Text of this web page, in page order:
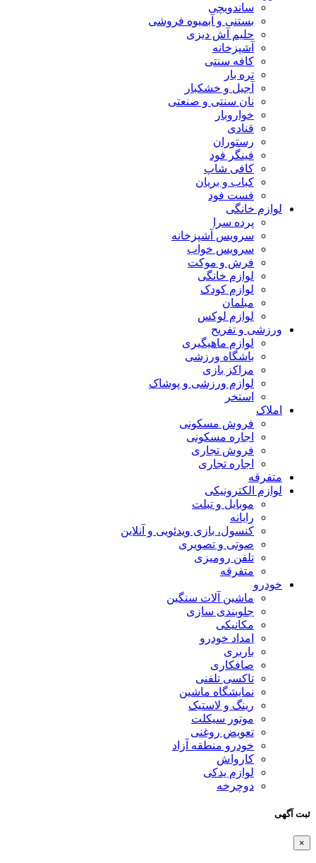
ساندویچی
بستنی و آبمیوه فروشی
حلیم آش دیزی
آشپزخانه
کافه سنتی
تره بار
آجیل و خشکبار
نان سنتی و صنعتی
خواروبار
قنادی
رستوران
فینگر فود
کافی شاپ
کباب و بریان
فست فود
لوازم خانگی
پرده سرا
سرویس آشپزخانه
سرویس خواب
فرش و موکت
لوازم خانگی
لوازم کودک
مبلمان
لوازم لوکس
ورزشی و تفریح
لوازم ماهیگیری
باشگاه ورزشی
مراکز بازی
لوازم ورزشی و پوشاک
استخر
املاک
فروش مسکونی
اجاره مسکونی
فروش تجاری
اجاره تجاری
متفرقه
لوازم الکترونیکی
موبایل و تبلت
رایانه
کنسول، بازی‌ ویدئویی و آنلاین
صوتی و تصویری
تلفن رومیزی
متفرقه
خودرو
ماشین آلات سنگین
جلوبندی سازی
مکانیکی
امداد خودرو
باربری
صافکاری
تاکسی تلفنی
نمایشگاه ماشین
رینگ و لاستیک
موتور سیکلت
تعویض روغنی
خودرو منطقه آزاد
کارواش
لوازم یدکی
دوچرخه
ثبت آگهی
×